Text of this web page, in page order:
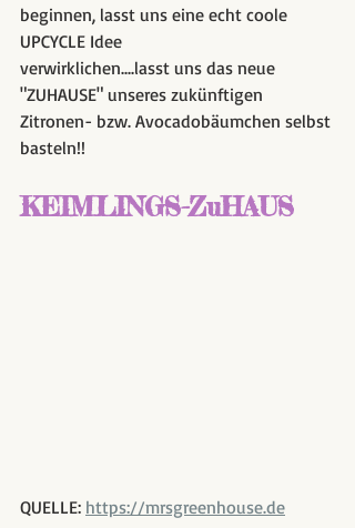
beginnen, lasst uns eine echt coole
UPCYCLE Idee
verwirklichen....lasst uns das neue
"ZUHAUSE" unseres zukünftigen
Zitronen- bzw. Avocadobäumchen selbst
basteln!!
KEIMLINGS-ZuHAUS
QUELLE: https://mrsgreenhouse.de